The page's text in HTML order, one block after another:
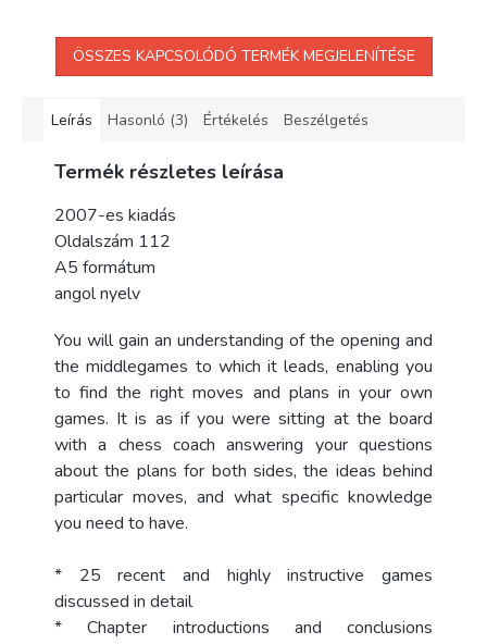
ÖSSZES KAPCSOLÓDÓ TERMÉK MEGJELENÍTÉSE
Leírás Hasonló (3) Értékelés Beszélgetés
Termék részletes leírása
2007-es kiadás
Oldalszám 112
A5 formátum
angol nyelv
You will gain an understanding of the opening and
the middlegames to which it leads, enabling you
to find the right moves and plans in your own
games. It is as if you were sitting at the board
with a chess coach answering your questions
about the plans for both sides, the ideas behind
particular moves, and what specific knowledge
you need to have.
* 25 recent and highly instructive games
discussed in detail
* Chapter introductions and conclusions